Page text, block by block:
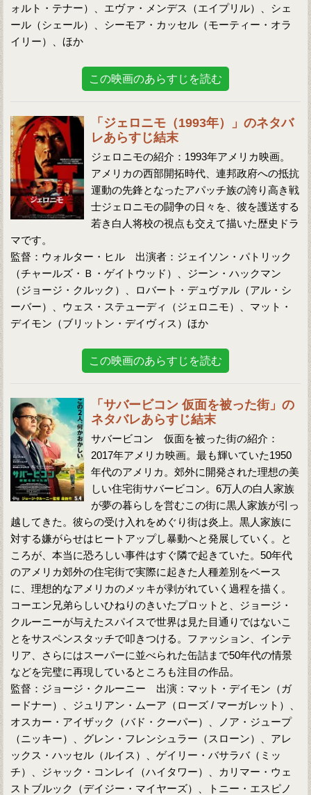
ォルト・テナー）、エヴァ・メンデス（エイプリル）、シェ
ール（シェール）、シーモア・カッセル（モーティー・オラ
イリー）、ほか
この映画のあらすじを読む
「ジェロニモ（1993年）」のネタバ
レあらすじ結末
ジェロニモの紹介：1993年アメリカ映画。
アメリカの西部開拓時代、連邦政府への抵抗
運動の先鋒となったアパッチ族の誇り高き戦
士ジェロニモの闘争の日々を、彼を護送する
若き白人将校の視点も交えて描いた歴史ドラ
マです。
監督：ウォルター・ヒル 出演者：ジェイソン・パトリック
（チャールズ・Ｂ・ゲイトウッド）、ジーン・ハックマン
（ジョージ・クルック）、ロバート・デュヴァル（アル・シ
ーバー）、ウェス・ステューディ（ジェロニモ）、マット・
デイモン（ブリットン・デイヴィス）ほか
この映画のあらすじを読む
「サバービコン 仮面を被った街」の
ネタバレあらすじ結末
サバービコン 仮面を被った街の紹介：
2017年アメリカ映画。最も輝いていた1950
年代のアメリカ。郊外に開発された理想の美
しい住宅街サバービコン。6万人の白人家族
が夢の暮らしを営むこの街に黒人家族が引っ
越してきた。彼らの受け入れをめぐり街は炎上。黒人家族に
対する嫌がらせはヒートアップし暴動へと発展していく。と
ころが、本当に恐ろしい事件はすぐ隣で起きていた。50年代
のアメリカ郊外の住宅街で実際に起きた人種差別をベース
に、理想的なアメリカのメッキが剥がれていく過程を描く。
コーエン兄弟らしいひねりのきいたプロットと、ジョージ・
クルーニーが与えたスパイスで世界は見た目通りではないこ
とをサスペンスタッチで叩きつける。ファッション、インテ
リア、さらにはスーパーに並べられた缶詰まで50年代の情景
などを完璧に再現しているところも注目の作品。
監督：ジョージ・クルーニー 出演：マット・デイモン（ガ
ードナー）、ジュリアン・ムーア（ローズ / マーガレット）、
オスカー・アイザック（バド・クーパー）、ノア・ジュープ
（ニッキー）、グレン・フレンシュラー（スローン）、アレ
ックス・ハッセル（ルイス）、ゲイリー・バサラバ（ミッ
チ）、ジャック・コンレイ（ハイタワー）、カリマー・ウェ
ストブルック（デイジー・マイヤーズ）、トニー・エスピノ